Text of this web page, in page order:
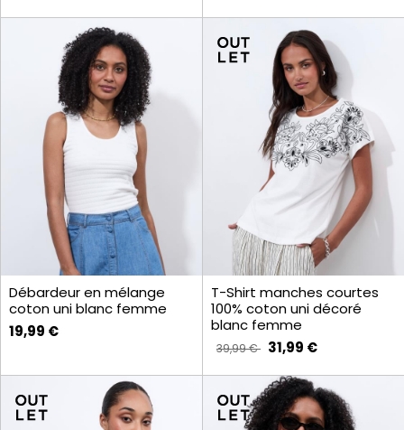
Débardeur en mélange
coton uni blanc femme
19,99 €
T-Shirt manches courtes
100% coton uni décoré
blanc femme
39,99 € 31,99 €